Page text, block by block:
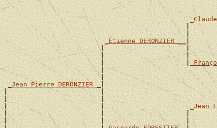
|
|
_Etienne DERONZIER __ |
|                     |
|
                         |                     |
|
|
_Jean Pierre DERONZIER _ |
|                        |
|
|                        |
_Jean
|                        |                     |
|                        |                     |